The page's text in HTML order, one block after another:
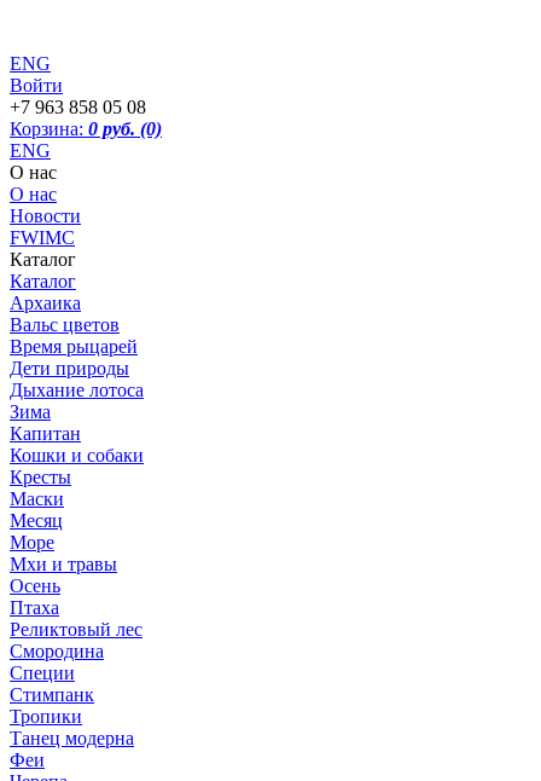
ENG
Войти
+7 963 858 05 08
Корзина: 0 руб. (0)
ENG
О нас
О нас
Новости
FWIMC
Каталог
Каталог
Архаика
Вальс цветов
Время рыцарей
Дети природы
Дыхание лотоса
Зима
Капитан
Кошки и собаки
Кресты
Маски
Месяц
Море
Мхи и травы
Осень
Птаха
Реликтовый лес
Смородина
Специи
Стимпанк
Тропики
Танец модерна
Феи